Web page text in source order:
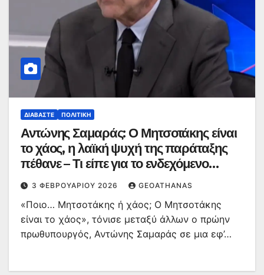
ΔΙΑΒΆΣΤΕ ΠΟΛΙΤΙΚΉ
Αντώνης Σαμαράς: Ο Μητσοτάκης είναι
το χάος, η λαϊκή ψυχή της παράταξης
πέθανε – Τι είπε για το ενδεχόμενο
δημιουργίας κόμματος και τα
ελληνοτουρκικά
3 ΦΕΒΡΟΥΑΡΊΟΥ 2026 GEOATHANAS
«Ποιο… Μητσοτάκης ή χάος; Ο Μητσοτάκης
είναι το χάος», τόνισε μεταξύ άλλων ο πρώην
πρωθυπουργός, Αντώνης Σαμαράς σε μια εφ’…